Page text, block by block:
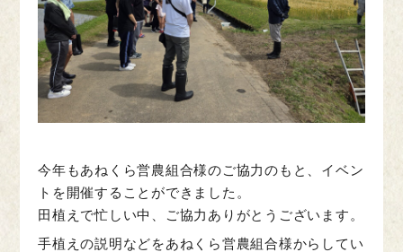
今年もあねくら営農組合様のご協力のもと、イベン
トを開催することができました。
田植えで忙しい中、ご協力ありがとうございます。
手植えの説明などをあねくら営農組合様からしてい